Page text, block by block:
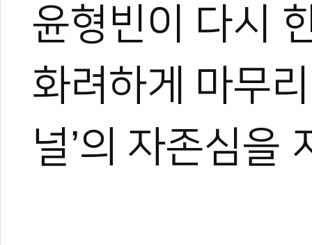
윤형빈이 다시
화려하게 마무
널’의 자존심을